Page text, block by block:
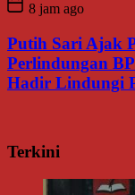
8 jam ago
Putih Sari Ajak
Perlindungan
Hadir Lindungi
Terkini